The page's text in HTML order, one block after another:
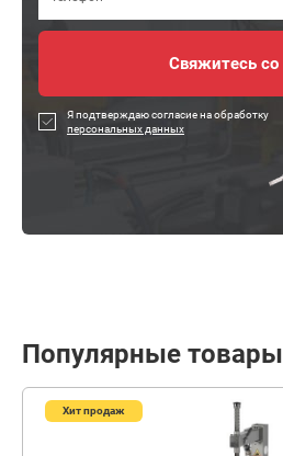
Я подтверждаю согласие на обработку
персональных данных
Популярные товары
Хит продаж